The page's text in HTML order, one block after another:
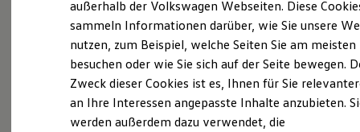
Reichweite
Reichweite der ID. Modelle
Reichweite im Winter
Laden
Laden unterwegs
Laden Zuhause
Probefahrt vereinbaren
Fahrzeugangebot anfordern
außerhalb der Volkswagen Webseiten. Diese
sammeln Informationen darüber, wie Sie unsere
nutzen, zum Beispiel, welche Seiten Sie am meisten
besuchen oder wie Sie sich auf der Seite bewegen.
Zweck dieser Cookies ist es, Ihnen für Sie
an Ihre Interessen angepasste Inhalte anzubieten.
werden außerdem dazu verwendet, die